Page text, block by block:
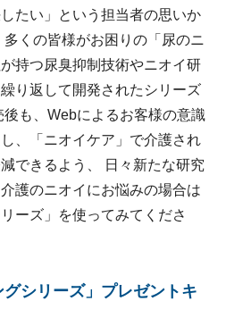
たい」という担当者の思いか
くの皆様がお困りの「尿のニ
持つ尿臭抑制技術やニオイ研
り返して開発されたシリーズ
も、Webによるお客様の意識
、「ニオイケア」で介護され
できるよう、 日々新たな研究
護のニオイにお悩みの場合は
ーズ」を使ってみてくださ
シリーズ」プレゼントキ